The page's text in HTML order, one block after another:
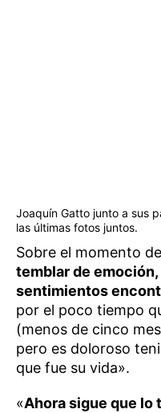
Joaquín Gatto junto a sus
las últimas fotos juntos.
Sobre el momento
temblar de
sentimientos
por el poco tiempo
(menos de cinco
pero es doloroso
que fue su vida».
«Ahora sigue que lo